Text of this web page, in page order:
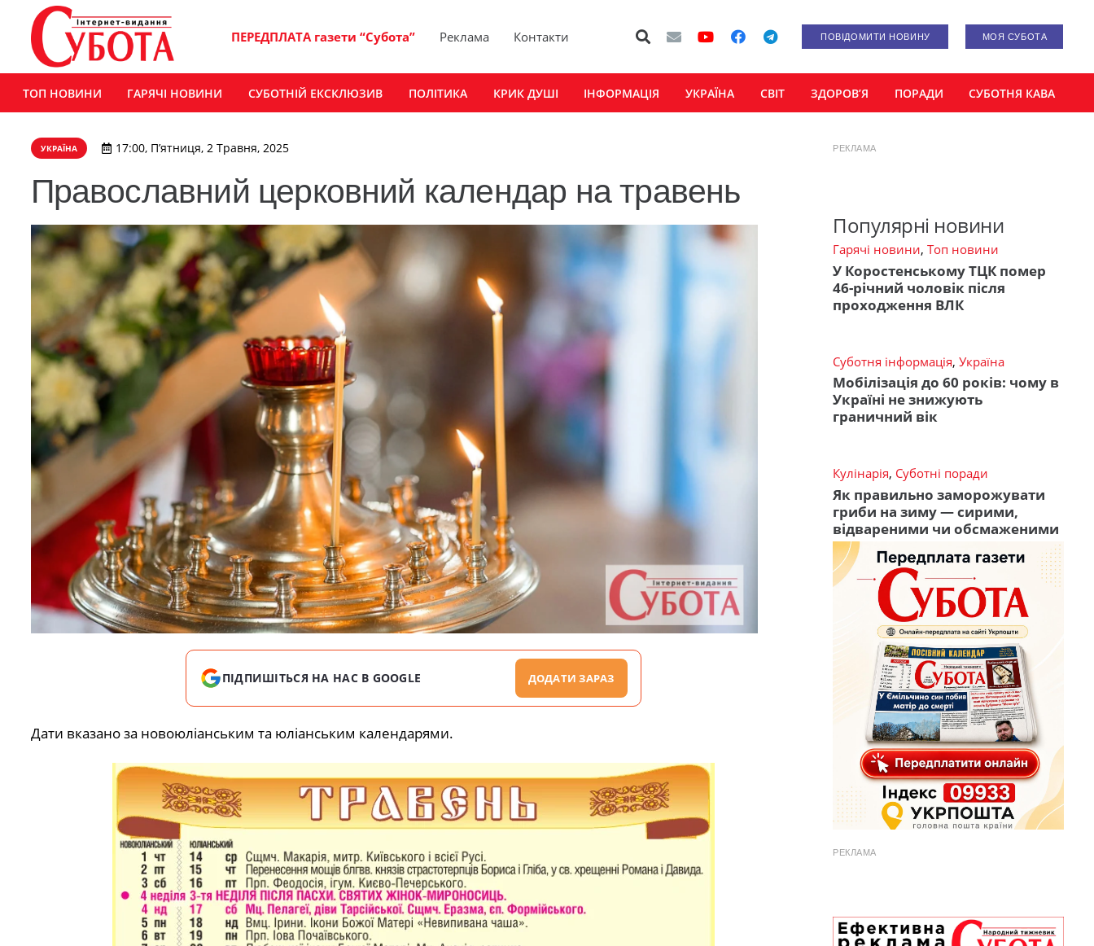
ПЕРЕДПЛАТА газети “Субота” Реклама Контакти ПОВІДОМИТИ НОВИНУ МОЯ СУБОТА
ТОП НОВИНИ ГАРЯЧІ НОВИНИ СУБОТНІЙ ЕКСКЛЮЗИВ ПОЛІТИКА КРИК ДУШІ ІНФОРМАЦІЯ УКРАЇНА СВІТ ЗДОРОВ’Я ПОРАДИ СУБОТНЯ КАВА
УКРАЇНА 17:00, П’ятниця, 2 Травня, 2025
Православний церковний календар на травень
ПІДПИШІТЬСЯ НА НАС В GOOGLE ДОДАТИ ЗАРАЗ
Дати вказано за новоюліанським та юліанським календарями.
РЕКЛАМА
Популярні новини
Гарячі новини, Топ новини
У Коростенському ТЦК помер
46-річний чоловік після
проходження ВЛК
Суботня інформація, Україна
Мобілізація до 60 років: чому в
Україні не знижують
граничний вік
Кулінарія, Суботні поради
Як правильно заморожувати
гриби на зиму — сирими,
відвареними чи обсмаженими
РЕКЛАМА